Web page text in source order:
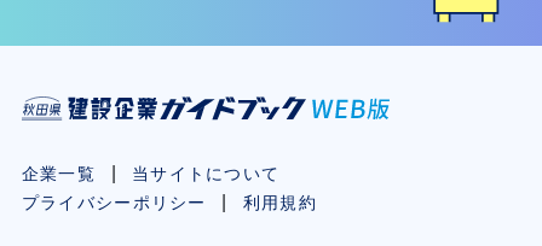
企業一覧
当サイトについて
プライバシーポリシー
利用規約